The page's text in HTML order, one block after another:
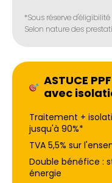
*Sous réserve
Selon nature des
ASTUCE
avec
Traitement +
jusqu'à 90%*
TVA 5,5% sur
Double bénéfice :
énergie